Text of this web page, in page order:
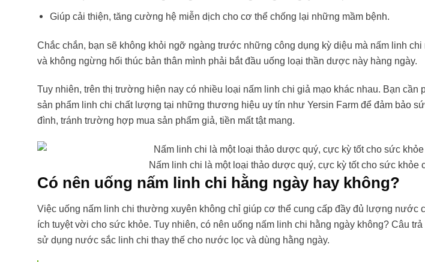
Giúp cải thiện, tăng cường hệ miễn dịch cho cơ thể chống lại những mầm bệnh.
Chắc chắn, bạn sẽ không khỏi ngỡ ngàng trước những công dụng kỳ diệu mà nấm linh
và không ngừng hối thúc bản thân mình phải bắt đầu uống loại thần dược này hàng ngày.
Tuy nhiên, trên thị trường hiện nay có nhiều loại nấm linh chi giả mạo khác nhau. Bạn cần
sản phẩm linh chi chất lượng tại những thương hiệu uy tín như Yersin Farm để đảm bảo
đình, tránh trường hợp mua sản phẩm giả, tiền mất tật mang.
Nấm linh chi là một loại thảo dược quý, cực kỳ tốt cho sức khỏe
Có nên uống nấm linh chi hằng ngày hay không?
Việc uống nấm linh chi thường xuyên không chỉ giúp cơ thể cung cấp đầy đủ lượng nước
ích tuyệt vời cho sức khỏe. Tuy nhiên, có nên uống nấm linh chi hằng ngày không? Câu
sử dụng nước sắc linh chi thay thế cho nước lọc và dùng hằng ngày.